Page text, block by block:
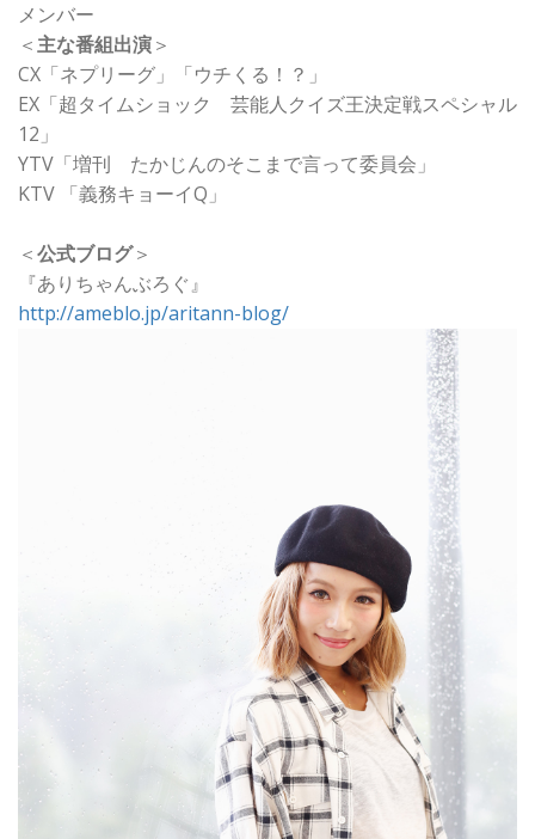
メンバー
＜主な番組出演＞
CX「ネプリーグ」「ウチくる！？」
EX「超タイムショック 芸能人クイズ王決定戦スペシャル
12」
YTV「増刊 たかじんのそこまで言って委員会」
KTV 「義務キョーイQ」
＜公式ブログ＞
『ありちゃんぶろぐ』
http://ameblo.jp/aritann-blog/